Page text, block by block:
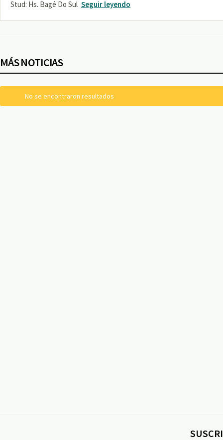
Stud: Hs. Bagé Do Sul Seguir leyendo
MÁS NOTICIAS
No se encontraron resultados